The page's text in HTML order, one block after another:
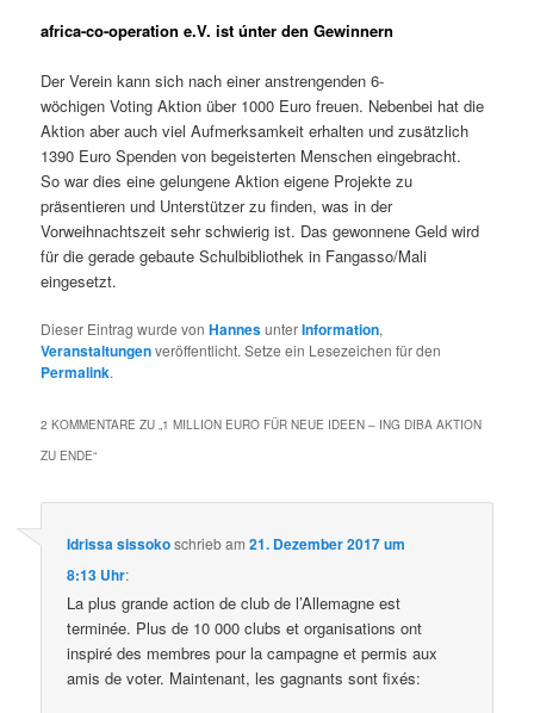
africa-co-operation e.V. ist únter den Gewinnern
Der Verein kann sich nach einer anstrengenden 6-
wöchigen Voting Aktion über 1000 Euro freuen. Nebenbei hat die
Aktion aber auch viel Aufmerksamkeit erhalten und zusätzlich
1390 Euro Spenden von begeisterten Menschen eingebracht.
So war dies eine gelungene Aktion eigene Projekte zu
präsentieren und Unterstützer zu finden, was in der
Vorweihnachtszeit sehr schwierig ist. Das gewonnene Geld wird
für die gerade gebaute Schulbibliothek in Fangasso/Mali
eingesetzt.
Dieser Eintrag wurde vonHannesunterInformation,
Veranstaltungenveröffentlicht. Setze ein Lesezeichen für den
Permalink.
2 KOMMENTARE ZU „ 1 MILLION EURO FÜR NEUE IDEEN – ING DIBA AKTION
ZU ENDE“
Idrissa sissokoschriebam21. Dezember 2017 um
8:13 Uhr:
La plus grande action de club de l’Allemagne est
terminée. Plus de 10 000 clubs et organisations ont
inspiré des membres pour la campagne et permis aux
amis de voter. Maintenant, les gagnants sont fixés: